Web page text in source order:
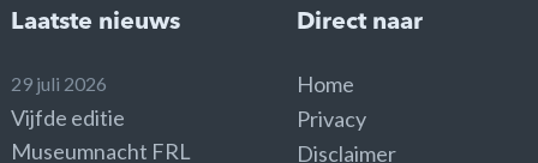
Laatste nieuws
29 juli 2026
Vijfde editie
Museumnacht FRL
Direct naar
Home
Privacy
Disclaimer